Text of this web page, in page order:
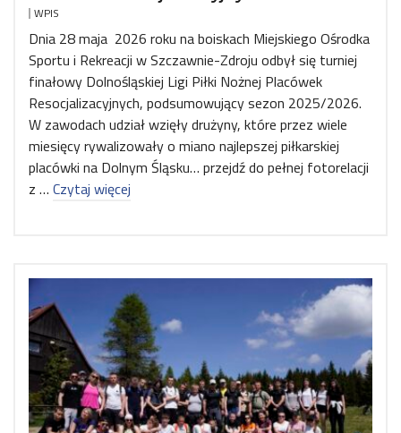
WPIS
Dnia 28 maja 2026 roku na boiskach Miejskiego Ośrodka
Sportu i Rekreacji w Szczawnie-Zdroju odbył się turniej
finałowy Dolnośląskiej Ligi Piłki Nożnej Placówek
Resocjalizacyjnych, podsumowujący sezon 2025/2026.
W zawodach udział wzięły drużyny, które przez wiele
miesięcy rywalizowały o miano najlepszej piłkarskiej
placówki na Dolnym Śląsku… przejdź do pełnej fotorelacji
z … Czytaj więcej